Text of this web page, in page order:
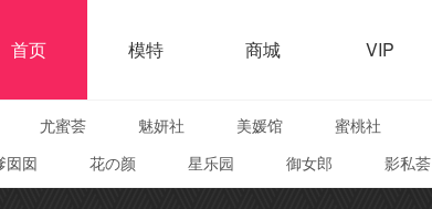
首页 模特 商城 VIP
尤蜜荟 魅妍社 美媛馆 蜜桃社
囡囡 花の颜 星乐园 御女郎 影私荟